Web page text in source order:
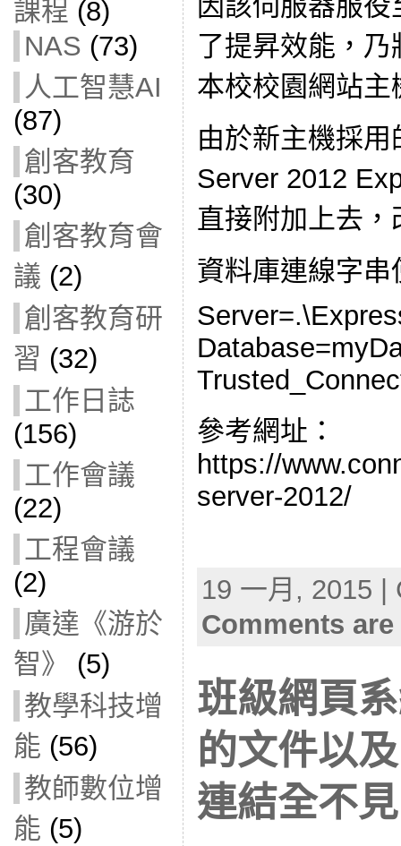
課程 (8)
NAS (73)
人工智慧AI
(87)
創客教育
(30)
創客教育會
議 (2)
創客教育研
習 (32)
工作日誌
(156)
工作會議
(22)
工程會議
(2)
廣達《游於
智》
(5)
教學科技增
能 (56)
教師數位增
能 (5)
了提昇效能，
本校校園網站主
由於新主機採
Server 2012
直接附加上去
資料庫連線字
參考網址：
https://
server-2012/
19 一月, 2015
Comments
班級網頁
的文件以
連結全不